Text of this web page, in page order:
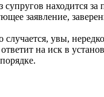
находится
заявление,
увы,
на иск в